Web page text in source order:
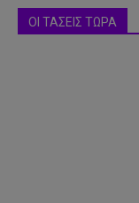
ΟΙ ΤΑΣΕΙΣ ΤΩΡΑ